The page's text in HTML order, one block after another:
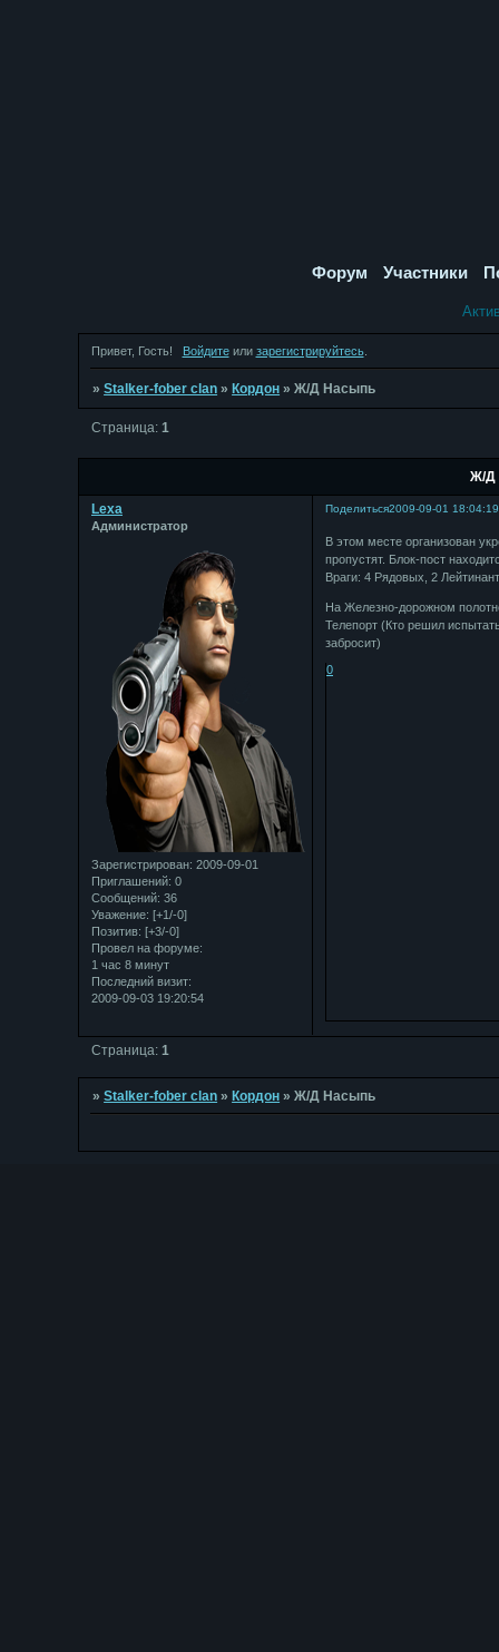
Форум Участники
Привет, Гость! Войдитеили зарегистрируйтесь.
»Stalker-fober clan » Кордон »Ж/Д Насыпь
Ж/Д
Страница:1
Поделиться2009-09-01 18:04:19
Lexa
Администратор
Зарегистрирован: 2009-09-01
Приглашений: 0
Сообщений: 36
Уважение: [+1/-0]
Позитив: [+3/-0]
Провел на форуме:
1 час 8 минут
Последний визит:
2009-09-03 19:20:54
В этом месте организован
пропустят. Блок-пост
Враги: 4 Рядовых, 2
На Железно-дорожном
Телепорт (Кто решил
забросит)
0
Страница: 1
»Stalker-fober clan » Кордон »Ж/Д Насыпь